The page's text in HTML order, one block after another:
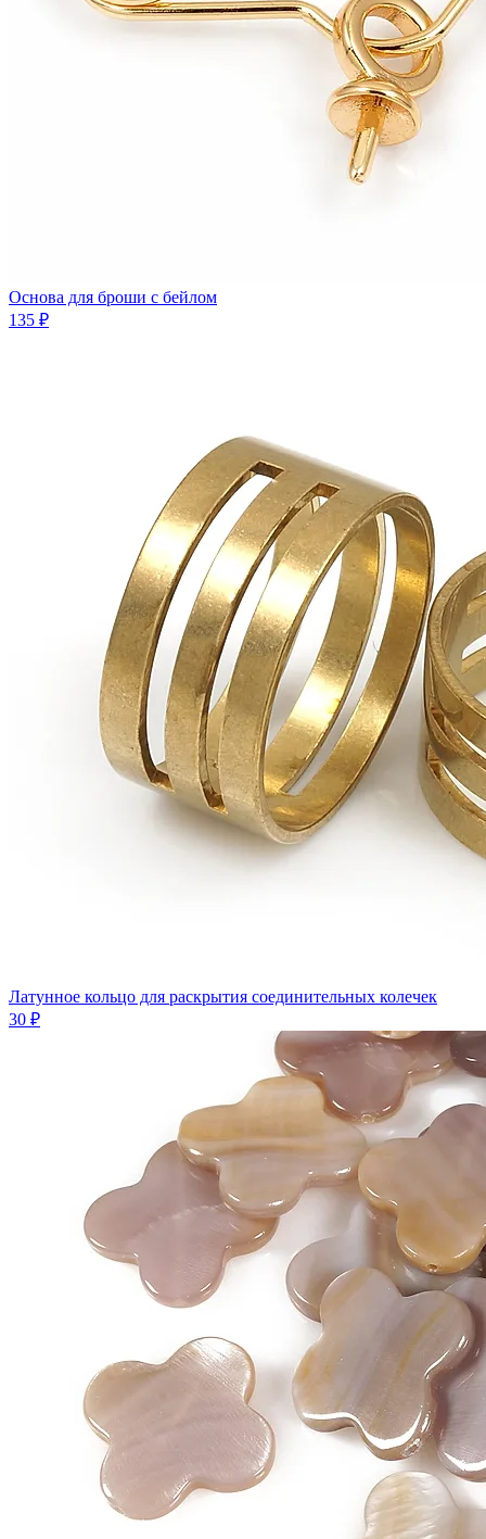
Основа для броши с бейлом
135 ₽
Латунное кольцо для раскрытия соединительных колечек
30 ₽